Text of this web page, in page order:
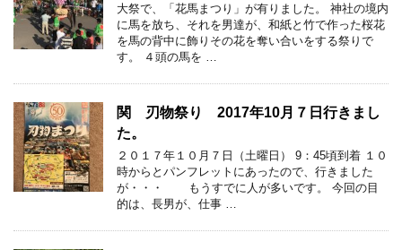
大祭で、「花馬まつり」が有りました。 神社の境内
に馬を放ち、それを男達が、和紙と竹で作った桜花
を馬の背中に飾りその花を奪い合いをする祭りで
す。 ４頭の馬を …
関 刃物祭り 2017年10月７日行きまし
た。
２０１７年１０月７日（土曜日） 9：45頃到着 １０
時からとパンフレットにあったので、行きました
が・・・ もうすでに人が多いです。 今回の目
的は、長男が、仕事 …